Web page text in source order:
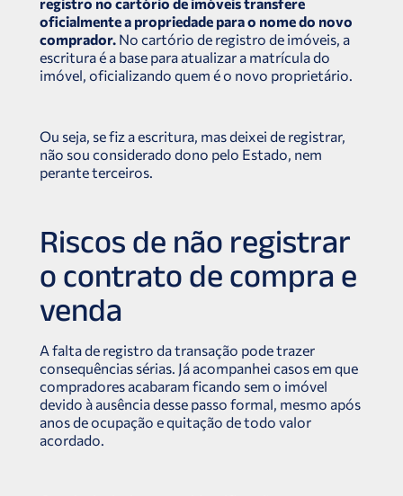
registro no cartório de imóveis transfere
oficialmente a propriedade para o nome do novo
comprador. No cartório de registro de imóveis, a
escritura é a base para atualizar a matrícula do
imóvel, oficializando quem é o novo proprietário.
Ou seja, se fiz a escritura, mas deixei de registrar,
não sou considerado dono pelo Estado, nem
perante terceiros.
Riscos de não registrar
o contrato de compra e
venda
A falta de registro da transação pode trazer
consequências sérias. Já acompanhei casos em que
compradores acabaram ficando sem o imóvel
devido à ausência desse passo formal, mesmo após
anos de ocupação e quitação de todo valor
acordado.